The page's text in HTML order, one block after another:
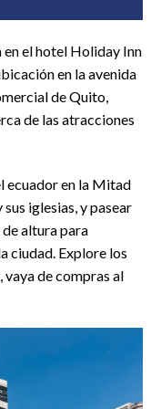
el hotel Holiday Inn
en la avenida
de Quito,
de las atracciones
ecuador en la Mitad
iglesias, y pasear
altura para
ciudad. Explore los
de compras al
site/wp-
images/
bgfit="cover" data-